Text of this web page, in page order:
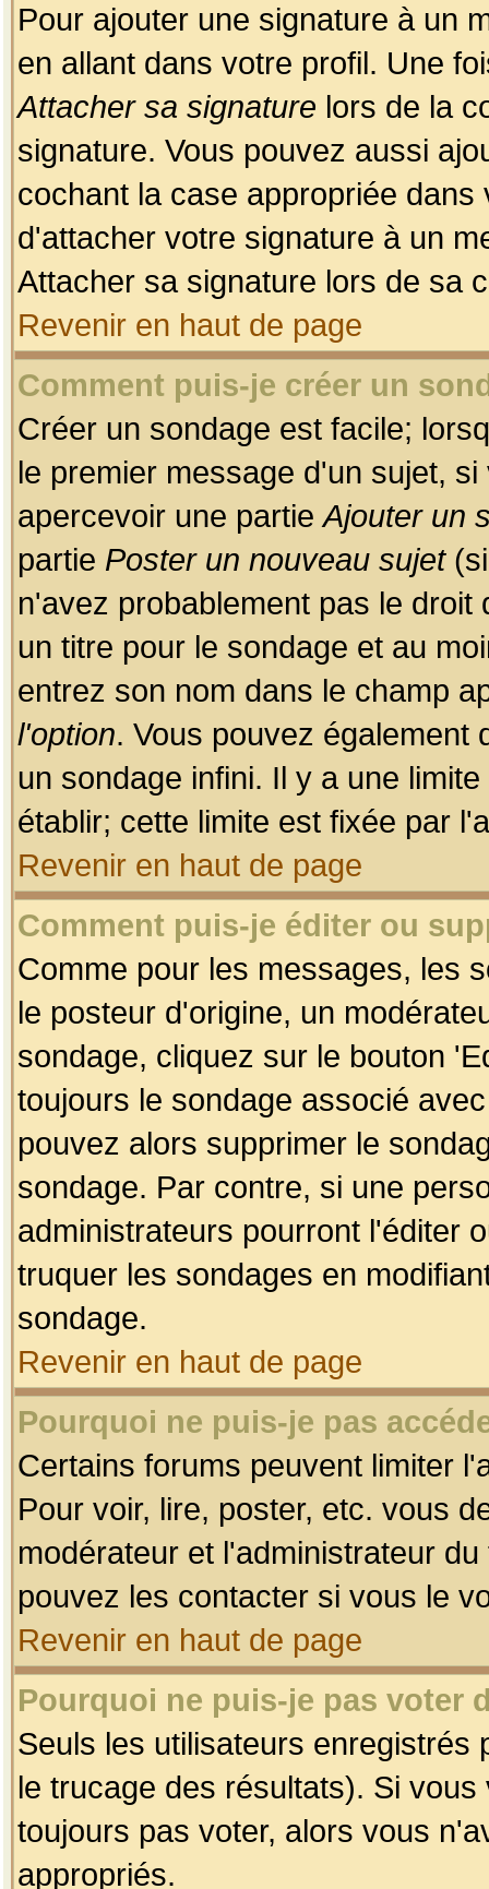
Pour ajouter une signature à un
en allant dans votre profil. Une
Attacher sa signature lors de la
signature. Vous pouvez aussi
cochant la case appropriée
d'attacher votre signature à un
Attacher sa signature lors de sa
Revenir en haut de page
Comment puis-je créer un
Créer un sondage est facile;
le premier message d'un sujet,
apercevoir une partieAjouter un
partie Poster un nouveau sujet(si
n'avez probablement pas le
un titre pour le sondage et au
entrez son nom dans le champ
l'option. Vous pouvez également
un sondage infini. Il y a une
établir; cette limite est fixée par
Revenir en haut de page
Comment puis-je éditer ou
Comme pour les messages, les
le posteur d'origine, un
sondage, cliquez sur le bouton
toujours le sondage associé
pouvez alors supprimer le
sondage. Par contre, si une
administrateurs pourront l'éditer
truquer les sondages en
sondage.
Revenir en haut de page
Pourquoi ne puis-je pas
Certains forums peuvent limiter
Pour voir, lire, poster, etc. vous
modérateur et l'administrateur
pouvez les contacter si vous le
Revenir en haut de page
Pourquoi ne puis-je pas voter
Seuls les utilisateurs enregistrés
le trucage des résultats). Si
toujours pas voter, alors vous
appropriés.